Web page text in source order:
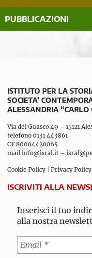
PUBBLICAZIONI
ISTITUTO PER LA
SOCIETA’
ALESSANDRIA “CARLO
Via dei Guasco 49 – 15121
telefono 0131 443861
CF 80004420065
mail info@isral.it –
Cookie Policy Privacy Policy
ISCRIVITI ALLA
Inserisci il tuo
alla nostra